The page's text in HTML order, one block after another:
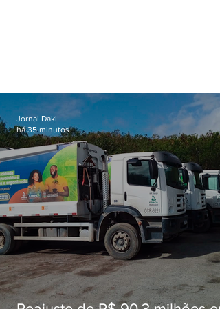
Jornal Daki
há 35 minutos